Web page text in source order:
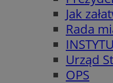
Jak
Rada
Urząd
OPS